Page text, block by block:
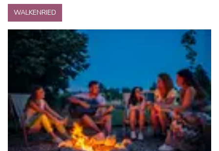
WALKENRIED